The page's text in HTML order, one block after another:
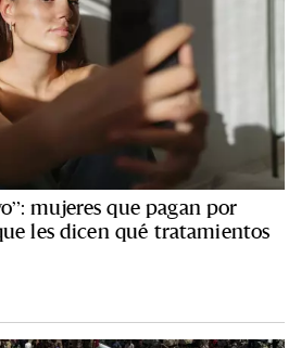
mujeres que pagan por
les dicen qué tratamientos